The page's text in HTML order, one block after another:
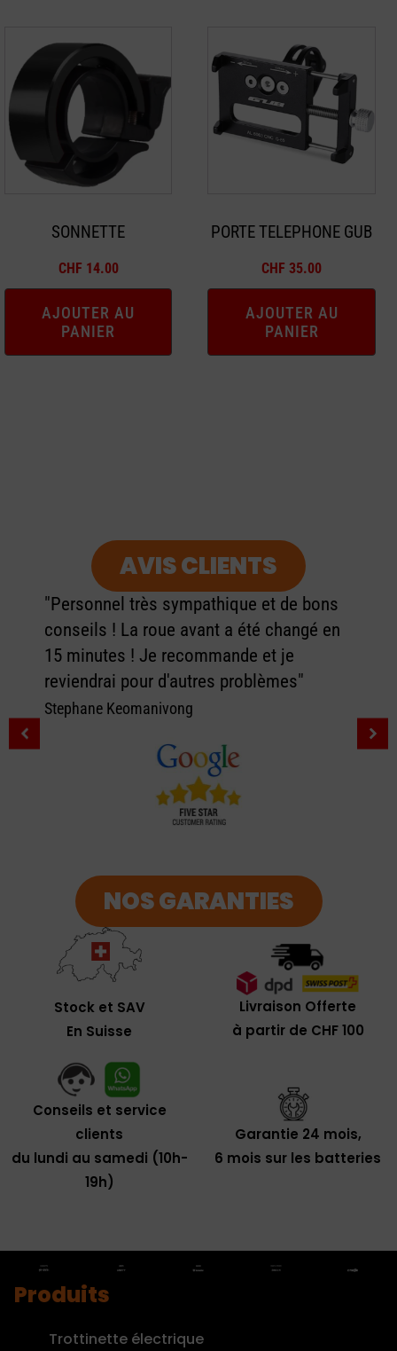
SONNETTE
CHF 14.00
AJOUTER AU
PANIER
PORTE TELEPHONE GUB
CHF 35.00
AJOUTER AU
PANIER
AVIS CLIENTS
"Personnel très sympathique et de bons
conseils ! La roue avant a été changé en
15 minutes ! Je recommande et je
reviendrai pour d'autres problèmes"
Stephane Keomanivong
NOS GARANTIES
Stock et SAV
En Suisse
Livraison Offerte
à partir de CHF 100
Conseils et service
clients
du lundi au samedi (10h-
19h)
Garantie 24 mois,
6 mois sur les batteries
Produits
Trottinette électrique